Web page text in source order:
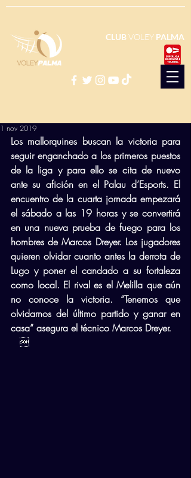
CLUBVOLEY PALMA
1 nov 2019
Los mallorquines buscan la victoria para
seguir enganchado a los primeros puestos
de la liga y para ello se cita de nuevo
ante su afición en el Palau d’Esports. El
encuentro de la cuarta jornada empezará
el sábado a las 19 horas y se convertirá
en una nueva prueba de fuego para los
hombres de Marcos Dreyer. Los jugadores
quieren olvidar cuanto antes la derrota de
Lugo y poner el candado a su fortaleza
como local. El rival es el Melilla que aún
no conoce la victoria. “Tenemos que
olvidarnos del último partido y ganar en
casa” asegura el técnico Marcos Dreyer.
   